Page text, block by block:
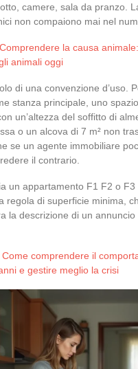
camere, sala da pranzo.
non compaiono mai nel
Comprendere la causa
animali oggi
di una convenzione d’uso.
stanza principale, uno
un’altezza del soffitto di
o un alcova di 7 m² non
se un agente immobiliare
il contrario.
un appartamento F1 F2 o
regola di superficie minima,
la descrizione di un
Come comprendere il
e gestire meglio la crisi